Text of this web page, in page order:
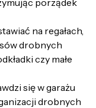
na regałach,
drobnych
czy małe
się w garażu
drobnych